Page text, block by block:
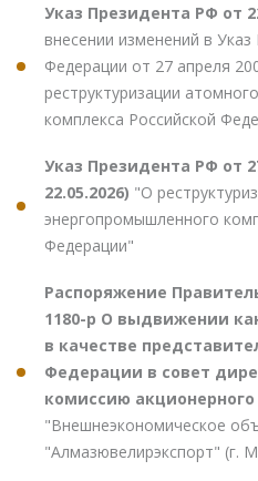
Указ Президента РФ от
внесении изменений в
Федерации от 27 апреля
реструктуризации
комплекса Российской
Указ Президента РФ от
22.05.2026) "О
энергопромышленного
Федерации"
Распоряжение
1180-р О выдвижении
в качестве
Федерации в совет
комиссию
"Внешнеэкономическое
"Алмазювелирэкспорт" (г.